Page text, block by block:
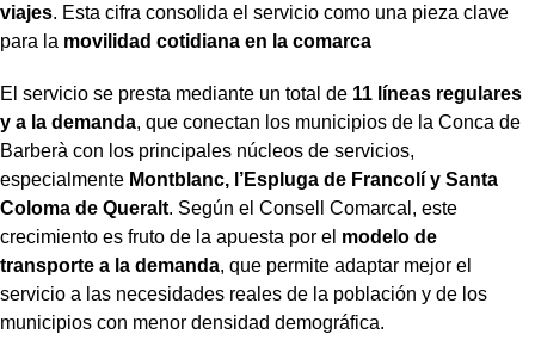
viajes. Esta cifra consolida el servicio como una pieza clave
para la movilidad cotidiana en la comarca
El servicio se presta mediante un total de 11 líneas regulares
y a la demanda, que conectan los municipios de la Conca de
Barberà con los principales núcleos de servicios,
especialmente Montblanc, l’Espluga de Francolí y Santa
Coloma de Queralt. Según el Consell Comarcal, este
crecimiento es fruto de la apuesta por el modelo de
transporte a la demanda, que permite adaptar mejor el
servicio a las necesidades reales de la población y de los
municipios con menor densidad demográfica.